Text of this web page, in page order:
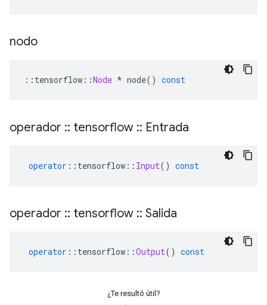
nodo
:: tensorflow ::Node * node() const
operador :: tensorflow :: Entrada
operator :: tensorflow :: Input() const
operador :: tensorflow :: Salida
operator :: tensorflow ::Output() const
¿Te resultó útil?